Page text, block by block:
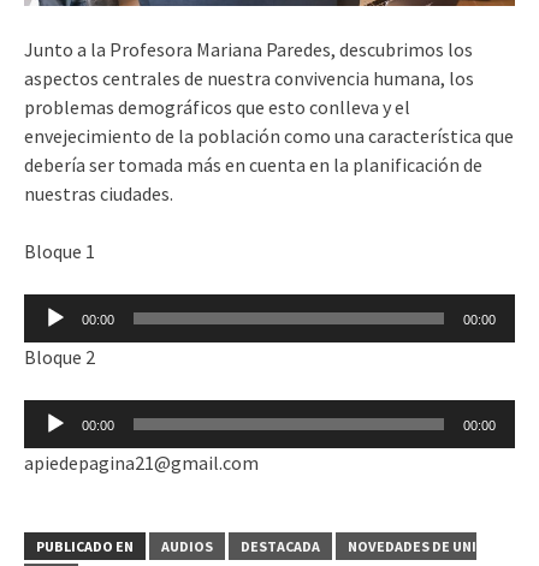
Junto a la Profesora Mariana Paredes, descubrimos los
aspectos centrales de nuestra convivencia humana, los
problemas demográficos que esto conlleva y el
envejecimiento de la población como una característica que
debería ser tomada más en cuenta en la planificación de
nuestras ciudades.
Bloque 1
Reproductor
audio
00:00 00:00
Bloque 2
Reproductor
audio
00:00 00:00
apiedepagina21@gmail.com
PUBLICADO EN AUDIOS DESTACADA
NOVEDADES DE UNI